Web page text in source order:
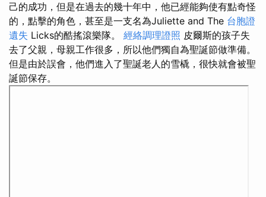
己的成功，但是在過去的幾十年中，他已經能夠使有點奇怪
的，點擊的角色，甚至是一支名為Juliette and The 台胞證
遺失 Licks的酷搖滾樂隊。 經絡調理證照 皮爾斯的孩子失
去了父親，母親工作很多，所以他們獨自為聖誕節做準備。
但是由於誤會，他們進入了聖誕老人的雪橇，很快就會被聖
誕節保存。